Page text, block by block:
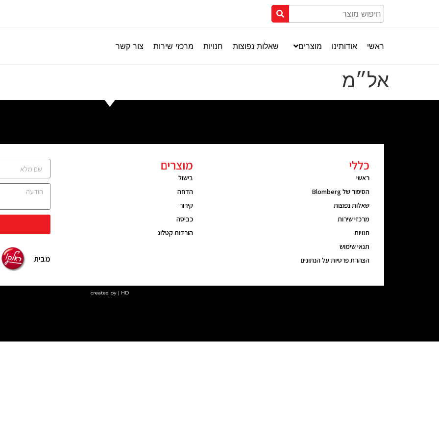
ראשי אודותינו מוצרים שאלות נפוצות חנויות מרכזי שירות צור קשר
אל״מ
כללי
ראשי
הסיפור של Blomberg
שאלות נפוצות
מרכזי שירות
חנויות
תנאי שימוש
הצהרת פרטיות על הנתונים
מוצרים
בישול
הדחה
קירור
כביסה
הורדות קטלוג
מבית
created by | HD